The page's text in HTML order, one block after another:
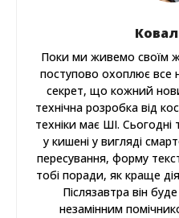
Поки ми живемо своїм
поступово охоплює все
секрет, що кожний
технічна розробка від
техніки має ШІ.
у кишені у вигляді
пересування, форму
тобі поради, як краще
Післязавтра він
незамінним